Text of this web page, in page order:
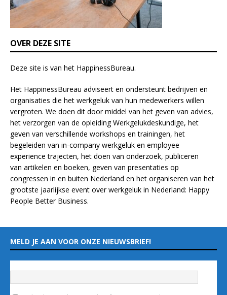
l
n
k
.
OVER DEZE SITE
Deze site is van het HappinessBureau.
Het HappinessBureau adviseert en ondersteunt bedrijven en
organisaties die het werkgeluk van hun medewerkers willen
vergroten. We doen dit door middel van het geven van advies,
het verzorgen van de opleidingWerkgelukdeskundige, het
geven van verschillende workshops en trainingen, het
begeleiden van in-company werkgeluk en employee
experiencetrajecten, het doen van onderzoek, publiceren
van artikelen en boeken, geven van presentaties op
congressen in en buiten Nederland en het organiseren van het
grootste jaarlijkse event over werkgeluk in Nederland: Happy
People Better Business.
MELD JE AAN VOOR ONZE NIEUWSBRIEF!